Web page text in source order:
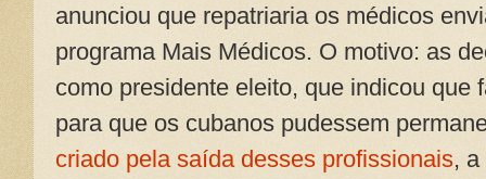
anunciou que repatriaria os médicos
programa Mais Médicos. O motivo: as
como presidente eleito, que indicou que
para que os cubanos pudessem
criado pela saída desses profissionais,